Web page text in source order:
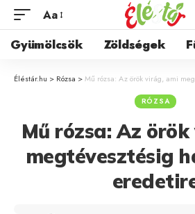
Aa
Gyümölcsök Zöldségek
Éléstár.hu > Rózsa >Mű rózsa: Az örök virág, ami
RÓZSA
Mű rózsa: Az
megtévesztésig